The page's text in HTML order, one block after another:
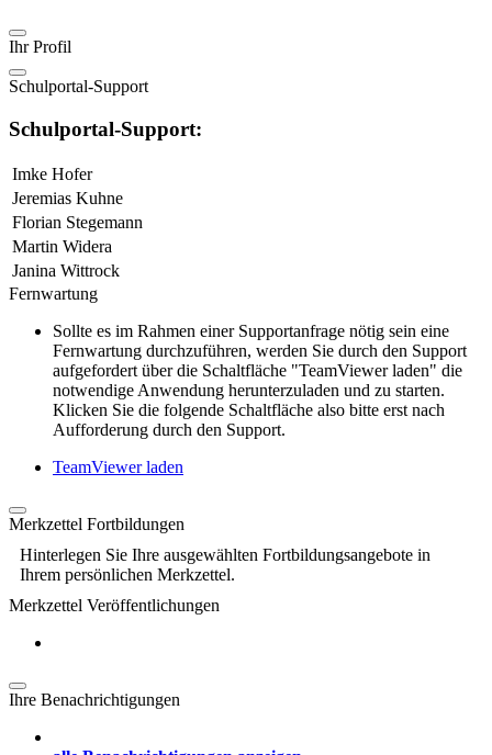
Ihr Profil
Schulportal-Support
Schulportal-Support:
Imke Hofer
Jeremias Kuhne
Florian Stegemann
Martin Widera
Janina Wittrock
Fernwartung
Sollte es im Rahmen einer Supportanfrage nötig sein eine
Fernwartung durchzuführen, werden Sie durch den Support
aufgefordert über die Schaltfläche "TeamViewer laden" die
notwendige Anwendung herunterzuladen und zu starten.
Klicken Sie die folgende Schaltfläche also bitte erst nach
Aufforderung durch den Support.
TeamViewer laden
Merkzettel Fortbildungen
Hinterlegen Sie Ihre ausgewählten Fortbildungsangebote in
Ihrem persönlichen Merkzettel.
Merkzettel Veröffentlichungen
Ihre Benachrichtigungen